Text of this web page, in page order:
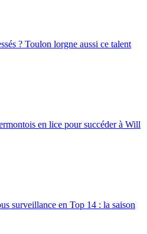
? Toulon lorgne aussi ce talent
en lice pour succéder à Will
surveillance en Top 14 : la saison